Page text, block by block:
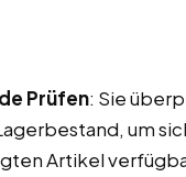
Prüfen: Sie
um
Artikel